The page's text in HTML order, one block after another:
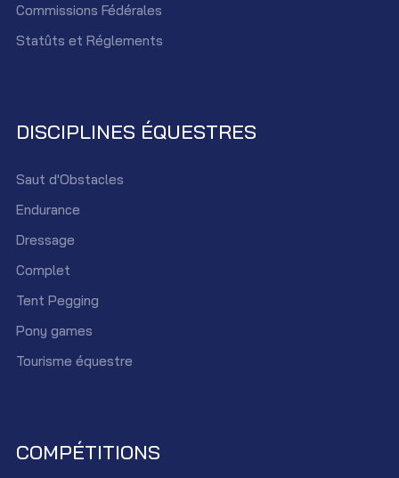
Commissions Fédérales
Statûts et Réglements
DISCIPLINES ÉQUESTRES
Saut d'Obstacles
Endurance
Dressage
Complet
Tent Pegging
Pony games
Tourisme équestre
COMPÉTITIONS